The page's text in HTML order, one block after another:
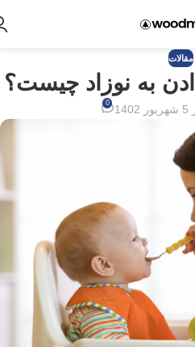
مقالات
به نوزاد چیست؟
0